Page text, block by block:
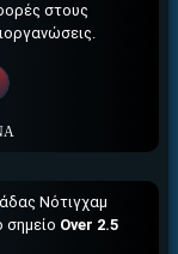
στους
Νότιγχαμ
σημείο Over 2.5